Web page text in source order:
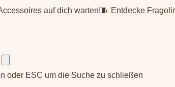
auf dich warten!🧵 Entdecke
oder ESC um die Suche zu schließen